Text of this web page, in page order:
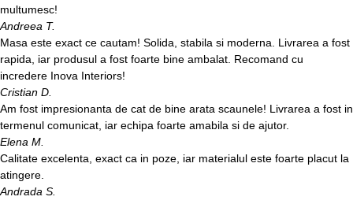
multumesc!
Andreea T.
Masa este exact ce cautam! Solida, stabila si moderna. Livrarea a fost
rapida, iar produsul a fost foarte bine ambalat. Recomand cu
incredere Inova Interiors!
Cristian D.
Am fost impresionanta de cat de bine arata scaunele! Livrarea a fost in
termenul comunicat, iar echipa foarte amabila si de ajutor.
Elena M.
Calitate excelenta, exact ca in poze, iar materialul este foarte placut la
atingere.
Andrada S.